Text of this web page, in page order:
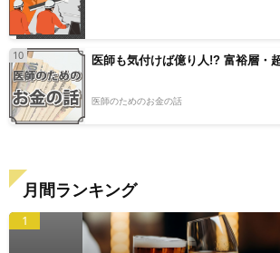
10 医師も気付けば億り人!? 富裕層・
医師のためのお金の話
月間ランキング
1